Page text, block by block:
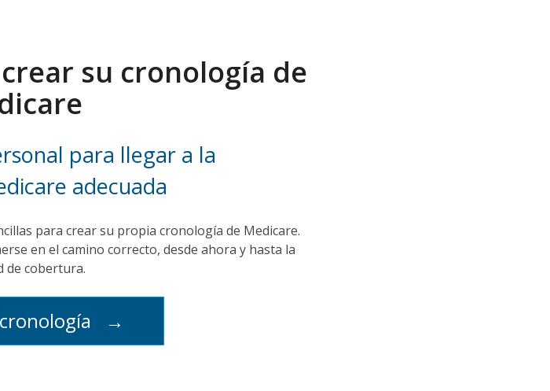
su cronología de
para llegar a la
adecuada
para crear su propia cronología de Medicare.
en el camino correcto, desde ahora y hasta la
de cobertura.
→